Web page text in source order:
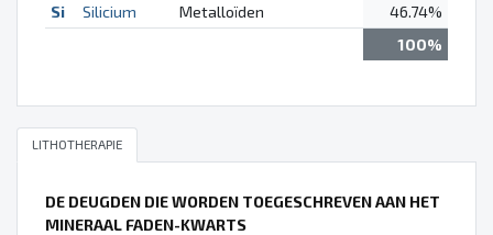
Si
Silicium Metalloïden
46.74%
100%
LITHOTHERAPIE
DE DEUGDEN DIE WORDEN TOEGESCHREVEN AAN HET
MINERAAL FADEN-KWARTS